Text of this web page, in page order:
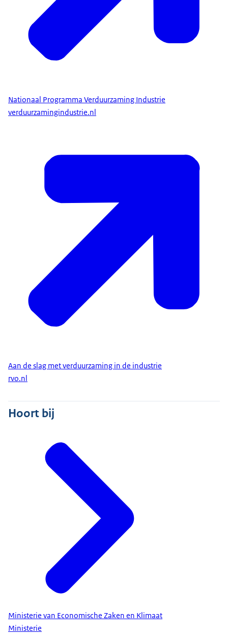
Nationaal Programma Verduurzaming Industrie
verduurzamingindustrie.nl
Aan de slag met verduurzaming in de industrie
rvo.nl
Hoort bij
Ministerie van Economische Zaken en Klimaat
Ministerie